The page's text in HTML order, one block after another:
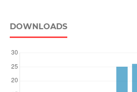
DOWNLOADS